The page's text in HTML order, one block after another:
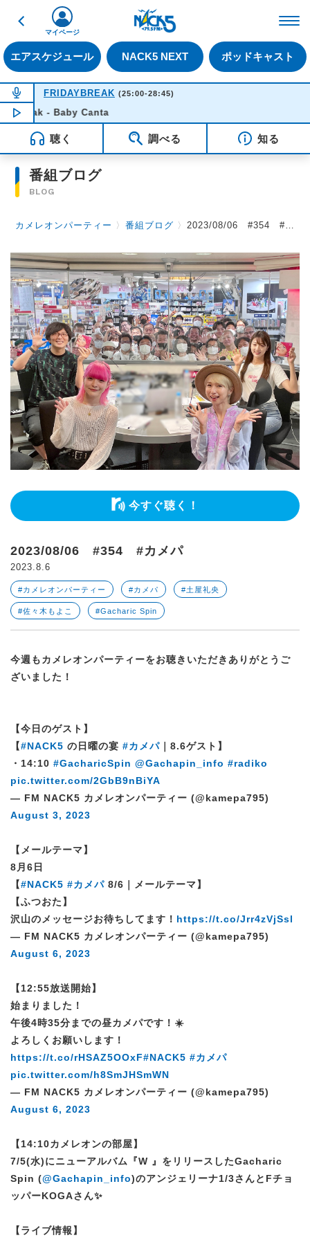
戻る
エアスケジュール NACK5 NEXT ポッドキャスト
マイページ
NOW ON AIR
FRIDAYBREAK (25:00-28:45)
NOW PLAYING00:52
- Baby Canta
聴く 調べる 知る
番組ブログ
BLOG
カメレオンパーティー 〉番組ブログ 〉2023/08/06 #354 #カメパ
今すぐ聴く！
2023/08/06 #354 #カメパ
2023.8.6
#カメレオンパーティー #カメパ #土屋礼央
#佐々木もよこ #Gacharic Spin
今週もカメレオンパーティーをお聴きいただきありがとうご
ざいました！
【今日のゲスト】
【#NACK5 の日曜の宴 #カメパ ｜8.6ゲスト】
・14:10 #GacharicSpin @Gachapin_info #radiko
pic.twitter.com/2GbB9nBiYA
— FM NACK5 カメレオンパーティー (@kamepa795)
August 3, 2023
【メールテーマ】
8月6日
【#NACK5 #カメパ 8/6｜メールテーマ】
【ふつおた】
沢山のメッセージお待ちしてます！ https://t.co/Jrr4zVjSsl
— FM NACK5 カメレオンパーティー (@kamepa795)
August 6, 2023
【12:55放送開始】
始まりました！
午後4時35分までの昼カメパです！☀️
よろしくお願いします！
https://t.co/rHSAZ5OOxF#NACK5 #カメパ
pic.twitter.com/h8SmJHSmWN
— FM NACK5 カメレオンパーティー (@kamepa795)
August 6, 2023
【14:10カメレオンの部屋】
7/5(水)にニューアルバム『W 』をリリースしたGacharic
Spin (@Gachapin_info)のアンジェリーナ1/3さんとFチョ
ッパーKOGAさん✨
【ライブ情報】